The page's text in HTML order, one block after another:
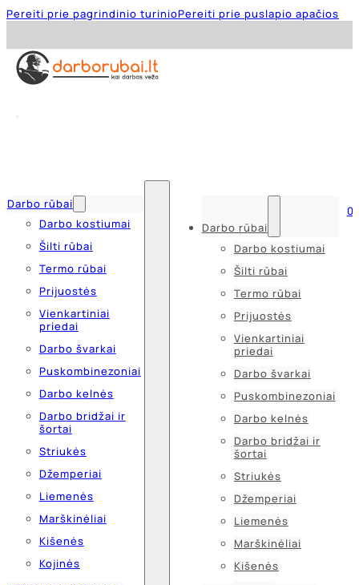
Pereiti prie pagrindinio turinioPereiti prie puslapio apačios
Darbo rūbai
Darbo kostiumai
Šilti rūbai
Termo rūbai
Prijuostės
Vienkartiniai
priedai
Darbo švarkai
Puskombinezoniai
Darbo kelnės
Darbo bridžai ir
šortai
Striukės
Džemperiai
Liemenės
Marškinėliai
Kišenės
Kojinės
Darbo rūbai
Darbo kostiumai
Šilti rūbai
Termo rūbai
Prijuostės
Vienkartiniai
priedai
Darbo švarkai
Puskombinezoniai
Darbo kelnės
Darbo bridžai ir
šortai
Striukės
Džemperiai
Liemenės
Marškinėliai
Kišenės
0